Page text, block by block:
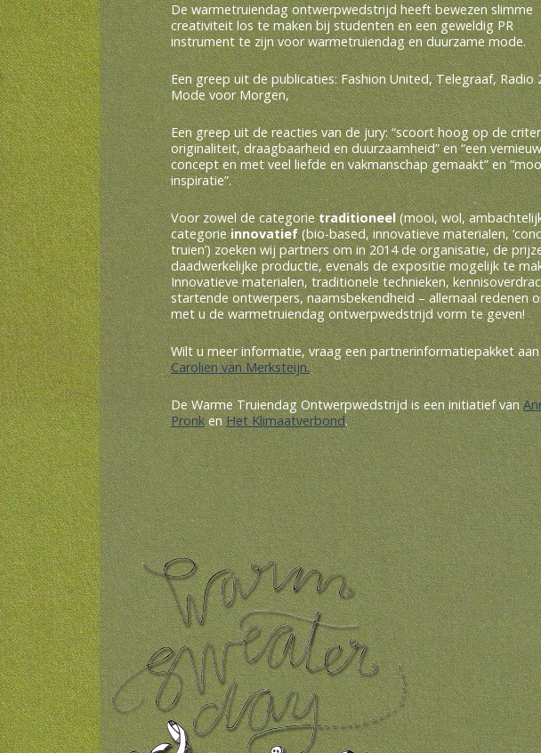
De warmetruiendag ontwerpwedstrijd heeft bewezen slimme
creativiteit los te maken bij studenten en een geweldig PR
instrument te zijn voor warmetruiendag en duurzame mode.
Een greep uit de publicaties: Fashion United, Telegraaf, Radio
Mode voor Morgen,
Een greep uit de reacties van de jury: “scoort hoog op de
originaliteit, draagbaarheid en duurzaamheid” en “een
concept en met veel liefde en vakmanschap gemaakt” en
inspiratie”.
Voor zowel de categorietraditioneel(mooi, wol,
categorieinnovatief(bio-based, innovatieve materialen,
truien’) zoeken wij partners om in 2014 de organisatie, de
daadwerkelijke productie, evenals de expositie mogelijk te
Innovatieve materialen, traditionele technieken,
startende ontwerpers, naamsbekendheid – allemaal redenen
met u de warmetruiendag ontwerpwedstrijd vorm te geven!
Wilt u meer informatie, vraag een partnerinformatiepakket
Carolien van Merksteijn.
De Warme Truiendag Ontwerpwedstrijd is een initiatief van
PronkenHet Klimaatverbond.